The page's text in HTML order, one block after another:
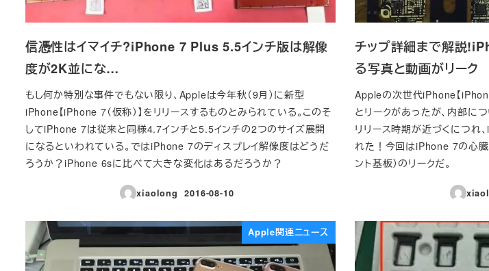
信憑性はイマイチ?iPhone 7 Plus 5.5インチ版は解像
度が2K並にな…
もし何か特別な事件でもない限り、Appleは今年秋（9月）に新型
iPhone【iPhone 7（仮称）】をリリースするものとみられている。このそ
してiPhone 7は従来と同様4.7インチと5.5インチの2つのサイズ展開
になるといわれている。ではiPhone 7のディスプレイ解像度はどうだ
ろうか？iPhone 6sに比べて大きな変化はあるだろうか？
xiaolong
投稿日
2016-08-10
チップ詳細まで解説
る写真と動画がリーク
Appleの次世代iPhone【
とリークがあったが、内部に
リリース時期が近づくにつれ
れた！今回はiPhone 7の心臓
ント基板）のリークだ。
Apple関連ニュース